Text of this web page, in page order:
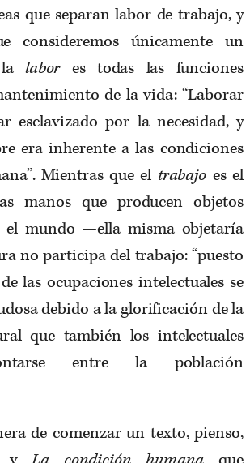
que separan labor de trabajo, y
consideremos únicamente un
labores todas las funciones
de la vida: “Laborar
esclavizado por la necesidad, y
era inherente a las condiciones
Mientras que el trabajo es el
manos que producen objetos
el mundo —ella misma objetaría
no participa del trabajo: “puesto
las ocupaciones intelectuales se
debido a la glorificación de la
que también los intelectuales
entre la población
de comenzar un texto, pienso,